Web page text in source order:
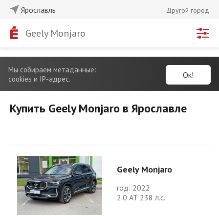
Ярославль Другой город
Geely Monjaro
Мы собираем метаданные:
cookies и IP-адрес.
Ок!
Купить Geely Monjaro в Ярославле
Geely Monjaro
год: 2022
2.0 АТ 238 л.с.